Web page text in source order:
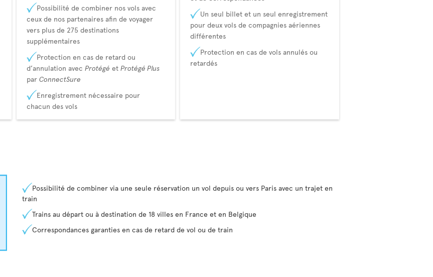
Possibilité de combiner nos vols avec
ceux de nos partenaires afin de voyager
vers plus de 275 destinations
supplémentaires
Protection en cas de retard ou
d’annulation avec Protégé et Protégé Plus
par ConnectSure
Enregistrement nécessaire pour
chacun des vols
Un seul billet et un seul enregistrement
pour deux vols de compagnies aériennes
différentes
Protection en cas de vols annulés ou
retardés
Possibilité de combiner via une seule réservation un vol depuis ou vers Paris avec un trajet en
train
Trains au départ ou à destination de 18 villes en France et en Belgique
Correspondances garanties en cas de retard de vol ou de train